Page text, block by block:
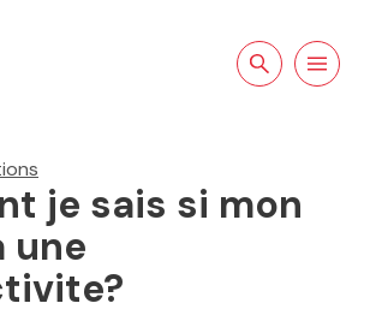
Rechercher sur
Ouvrir la
je sais si mon
une